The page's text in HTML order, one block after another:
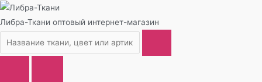
Либра-Ткани оптовый интернет-магазин